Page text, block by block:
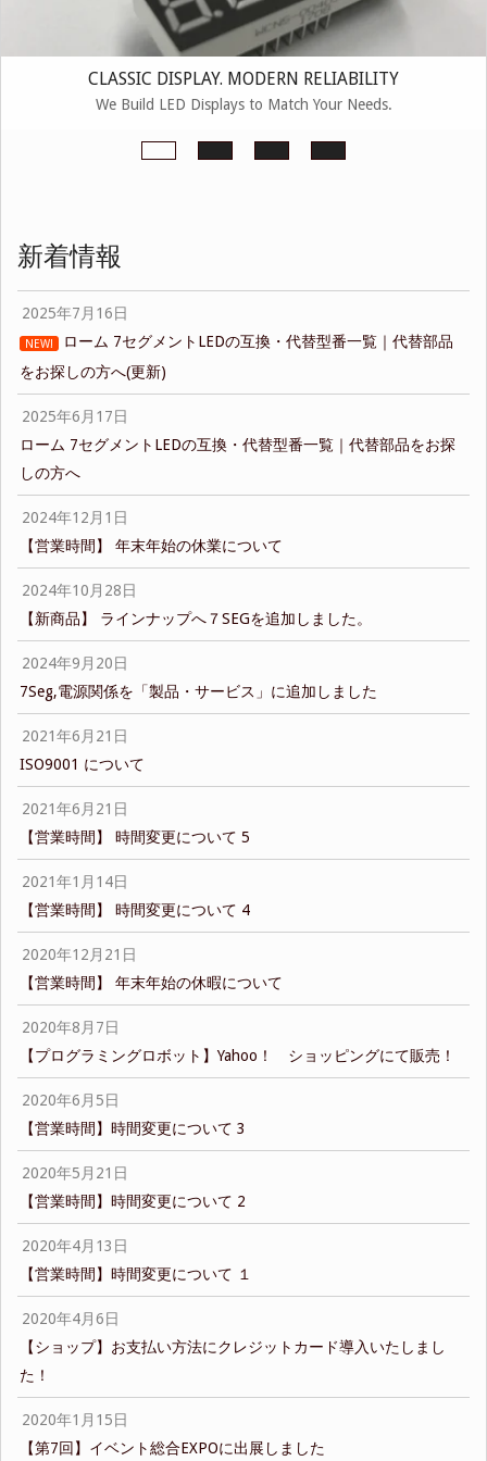
CLASSIC DISPLAY. MODERN RELIABILITY
We Build LED Displays to Match Your Needs.
新着情報
2025年7月16日
NEW!
ローム 7セグメントLEDの互換・代替型番一覧｜代替部品
をお探しの方へ(更新)
2025年6月17日
ローム 7セグメントLEDの互換・代替型番一覧｜代替部品をお探
しの方へ
2024年12月1日
【営業時間】 年末年始の休業について
2024年10月28日
【新商品】 ラインナップへ７SEGを追加しました。
2024年9月20日
7Seg,電源関係を「製品・サービス」に追加しました
2021年6月21日
ISO9001 について
2021年6月21日
【営業時間】 時間変更について 5
2021年1月14日
【営業時間】 時間変更について 4
2020年12月21日
【営業時間】 年末年始の休暇について
2020年8月7日
【プログラミングロボット】Yahoo！ ショッピングにて販売！
2020年6月5日
【営業時間】時間変更について 3
2020年5月21日
【営業時間】時間変更について 2
2020年4月13日
【営業時間】時間変更について １
2020年4月6日
【ショップ】お支払い方法にクレジットカード導入いたしまし
た！
2020年1月15日
【第7回】イベント総合EXPOに出展しました